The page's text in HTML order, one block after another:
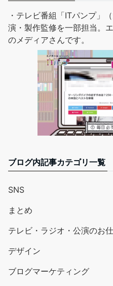
・テレビ番組「ITパンプ」
演・製作監修を一部担当。
のメディアさんです。
ブログ内記事カテゴリ一覧
SNS
まとめ
テレビ・ラジオ・公演のお
デザイン
ブログマーケティング